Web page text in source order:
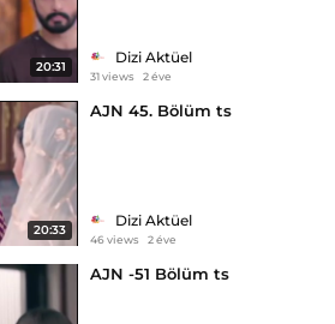
20:31
Dizi Aktüel
31 views 2 éve
20:33
AJN 45. Bölüm ts
Dizi Aktüel
46 views 2 éve
AJN -51 Bölüm ts